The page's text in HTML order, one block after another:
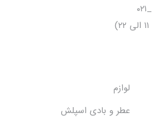
لوازم
عطر و بادی اسپلش